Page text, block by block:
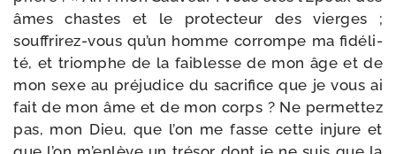
âmes chastes et le pro­tec­teur des vierges ;
souffrirez-​vous qu’un homme cor­rompe ma fidé­li­
té, et triomphe de la fai­blesse de mon âge et de
mon sexe au pré­ju­dice du sacri­fice que je vous ai
fait de mon âme et de mon corps ? Ne per­met­tez
pas, mon Dieu, que l’on me fasse cette injure et